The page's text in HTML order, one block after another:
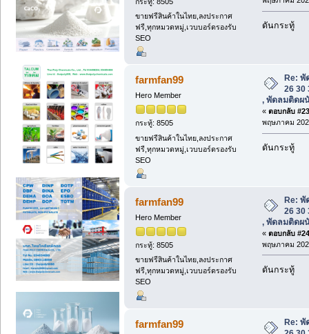
ขายฟรีสินค้าในไทย,ลงประกาศ
ฟรี,ทุกหมวดหมู่,เวบบอร์ดรองรับ
SEO
ดันกระทู้
farmfan99
Hero Member
กระทู้: 8505
ขายฟรีสินค้าในไทย,ลงประกาศ
ฟรี,ทุกหมวดหมู่,เวบบอร์ดรองรับ
SEO
Re: พั
26 30
, พัดลมติดผ
« ตอบกลับ
พฤษภาคม
ดันกระทู้
farmfan99
Hero Member
กระทู้: 8505
ขายฟรีสินค้าในไทย,ลงประกาศ
ฟรี,ทุกหมวดหมู่,เวบบอร์ดรองรับ
SEO
Re: พั
26 30
, พัดลมติดผ
« ตอบกลับ
พฤษภาคม
ดันกระทู้
farmfan99
Re: พั